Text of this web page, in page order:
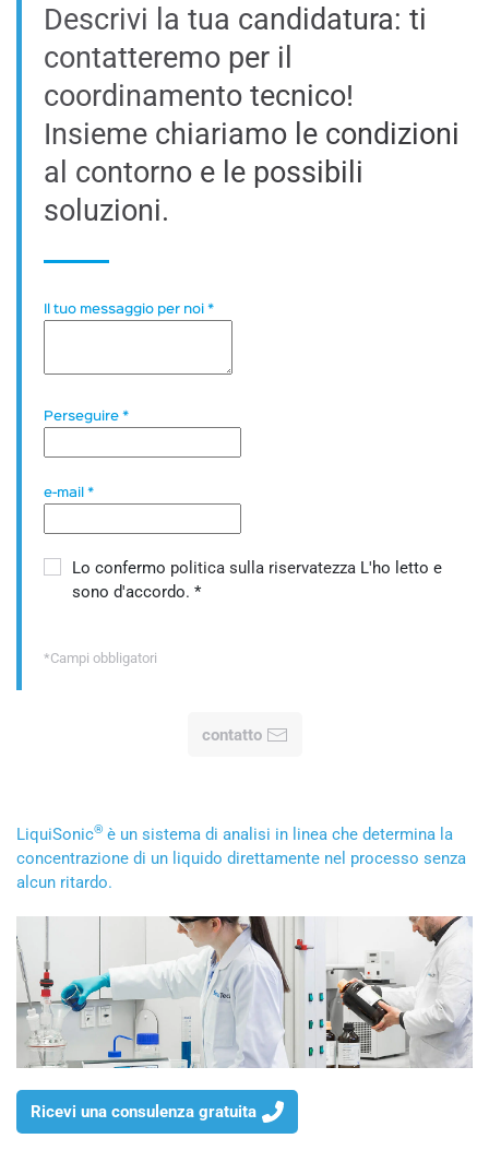
Descrivi la tua candidatura: ti
contatteremo per il
coordinamento tecnico!
Insieme chiariamo le condizioni
al contorno e le possibili
soluzioni.
Il tuo messaggio per noi *
Perseguire *
e-mail *
Lo confermo politica sulla riservatezza L'ho letto e
sono d'accordo. *
*Campi obbligatori
contatto
LiquiSonic® è un sistema di analisi in linea che determina la
concentrazione di un liquido direttamente nel processo senza
alcun ritardo.
Ricevi una consulenza gratuita